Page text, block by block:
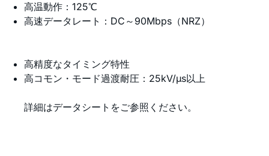
高温動作：125℃
高速データレート：DC～90Mbps（NRZ）
高精度なタイミング特性
高コモン・モード過渡耐圧：25kV/µs以上
詳細はデータシートをご参照ください。